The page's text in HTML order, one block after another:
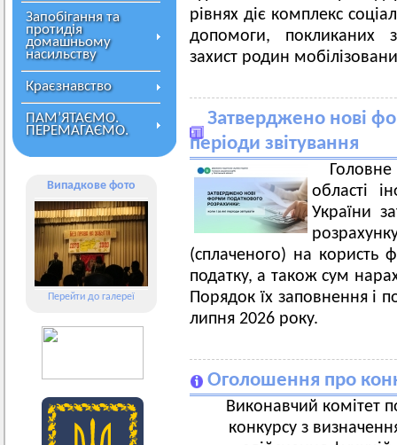
Запобігання та
протидія
домашньому
насильству
Краєзнавство
ПАМ’ЯТАЄМО.
ПЕРЕМАГАЄМО.
Випадкове фото
Перейти до галереї
рівнях діє комплекс
допомоги, покликаних
захист родин
Затверджено нові
періоди звітування
області
України
(сплаченого) на користь
податку, а також сум
Порядок їх заповнення і
липня 2026 року.
Оголошення про
Виконавчий комітет
конкурсу з